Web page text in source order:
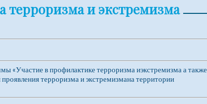
терроризма и экстремизма
«Участие в профилактике терроризма иэкстремизма а также
терроризма и экстремизмана территории